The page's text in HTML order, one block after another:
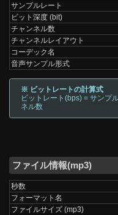
サンプルレート
ビット深度 (bit)
チャンネル数
チャンネルレイアウト
コーデック名
音声サンプル形式
※ ビットレートの計算式
ビットレート(bps) = サンプ
ネル数
ファイル情報(mp3)
秒数
フォーマット名
ファイルサイズ (mp3)